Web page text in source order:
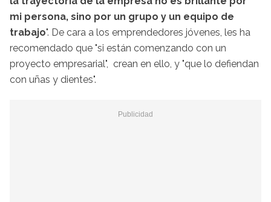
mi persona, sino por un grupo y un equipo de
trabajo". De cara a los emprendedores jóvenes, les ha
recomendado que "si están comenzando con un
proyecto empresarial", crean en ello, y "que lo defiendan
con uñas y dientes".